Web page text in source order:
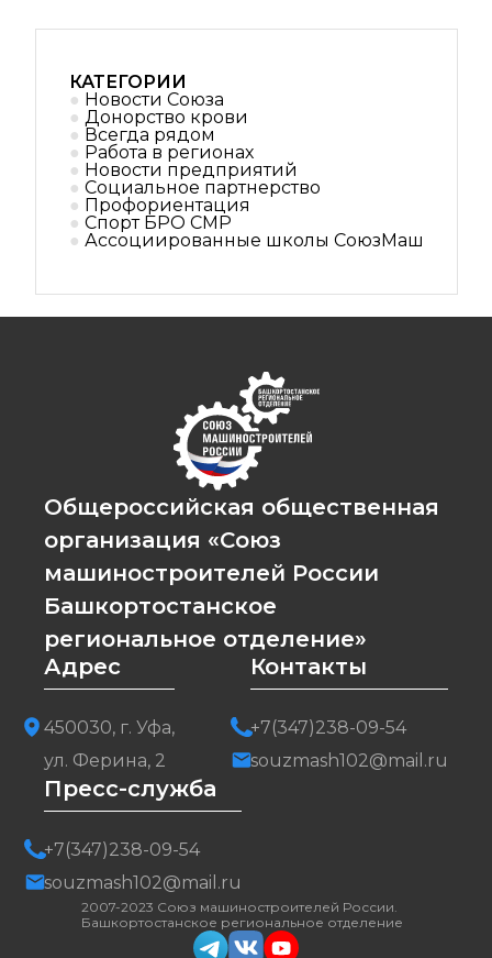
КАТЕГОРИИ
Новости Союза
Донорство крови
Всегда рядом
Работа в регионах
Новости предприятий
Социальное партнерствo
Профориентация
Спорт БРО СМР
Ассоциированные школы СоюзМаш
Общероссийская общественная
организация «Союз
машиностроителей России
Башкортостанское
региональное отделение»
Адрес
450030, г. Уфа,
ул. Ферина, 2
Контакты
+7(347)238-09-54
souzmash102@mail.ru
Пресс-служба
+7(347)238-09-54
souzmash102@mail.ru
2007-2023 Союз машиностроителей России.
Башкортостанское региональное отделение